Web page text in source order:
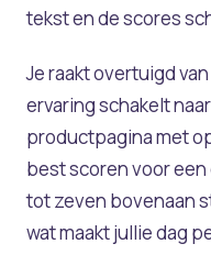
tekst en de scores
Je raakt overtuigd
ervaring schakelt
productpagina met
best scoren voor
tot zeven bovenaan
wat maakt jullie dag